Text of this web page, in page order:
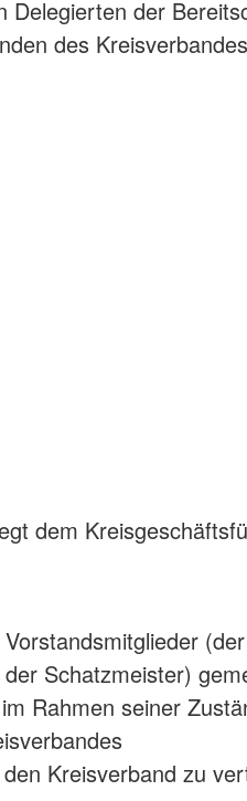
Delegierten der
des
dem
(der
Schatzmeister)
Rahmen seiner
Kreisverband zu